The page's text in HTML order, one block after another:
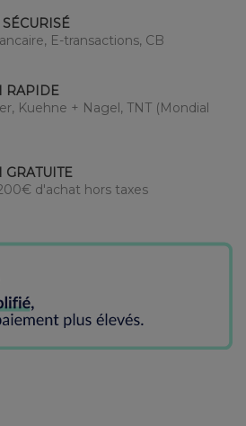
E-transactions, CB
RAPIDE
Kuehne + Nagel, TNT (Mondial
GRATUITE
d'achat hors taxes